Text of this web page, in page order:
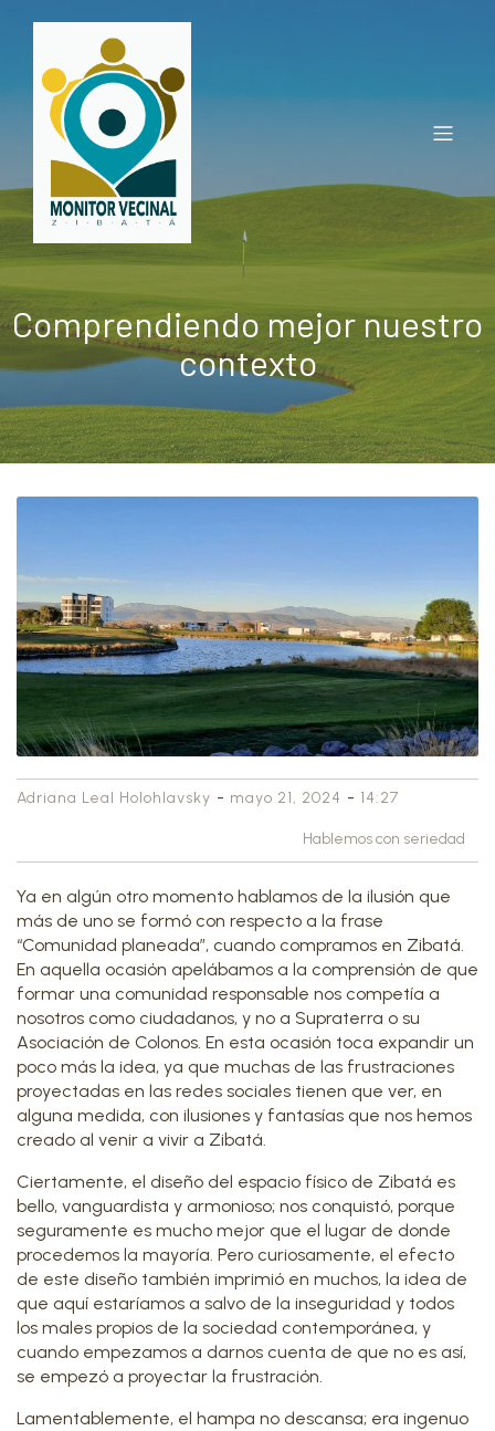
Comprendiendo mejor nuestro
contexto
Adriana Leal Holohlavsky - mayo 21, 2024 - 14:27
Hablemos con seriedad
Ya en algún otro momento hablamos de la ilusión que
más de uno se formó con respecto a la frase
“Comunidad planeada”, cuando compramos en Zibatá.
En aquella ocasión apelábamos a la comprensión de que
formar una comunidad responsable nos competía a
nosotros como ciudadanos, y no a Supraterra o su
Asociación de Colonos. En esta ocasión toca expandir un
poco más la idea, ya que muchas de las frustraciones
proyectadas en las redes sociales tienen que ver, en
alguna medida, con ilusiones y fantasías que nos hemos
creado al venir a vivir a Zibatá.
Ciertamente, el diseño del espacio físico de Zibatá es
bello, vanguardista y armonioso; nos conquistó, porque
seguramente es mucho mejor que el lugar de donde
procedemos la mayoría. Pero curiosamente, el efecto
de este diseño también imprimió en muchos, la idea de
que aquí estaríamos a salvo de la inseguridad y todos
los males propios de la sociedad contemporánea, y
cuando empezamos a darnos cuenta de que no es así,
se empezó a proyectar la frustración.
Lamentablemente, el hampa no descansa; era ingenuo